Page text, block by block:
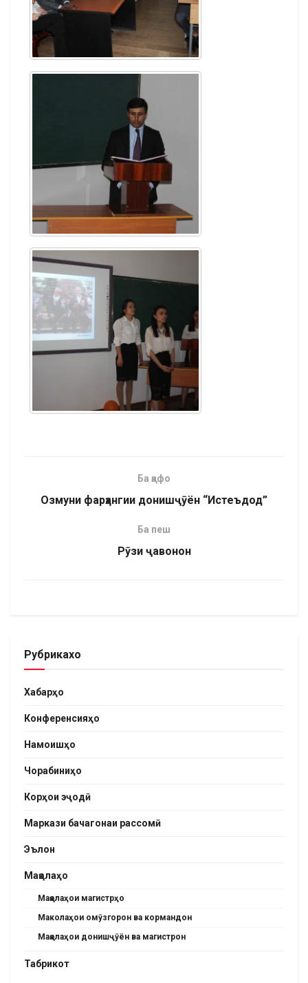
Ба қафо
Озмуни фарҳангии донишҷӯён “Истеъдод”
Ба пеш
Рӯзи ҷавонон
Рубрикахо
Хабарҳо
Конференсияҳо
Намоишҳо
Чорабиниҳо
Корҳои эҷодӣ
Маркази бачагонаи рассомӣ
Эълон
Мақолаҳо
Мақолаҳои магистрҳо
Маколаҳои омӯзгорон ва кормандон
Мақолаҳои донишҷӯён ва магистрон
Табрикот